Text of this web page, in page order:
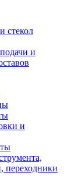
стекол
и
и
переходники